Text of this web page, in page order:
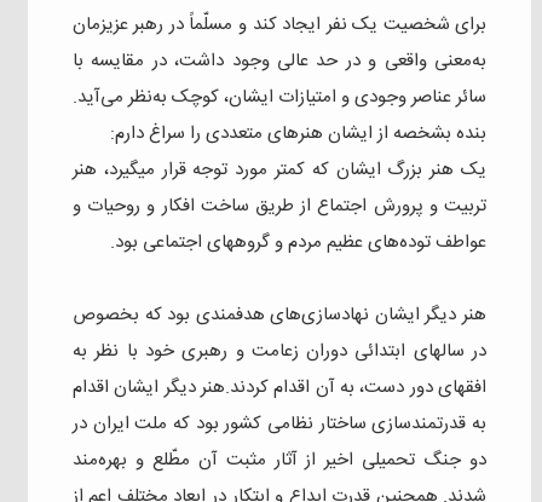
برای شخصیت یک نفر ایجاد کند و مسلّماً در رهبر عزیزمان
به‌معنی واقعی و در حد عالی وجود داشت، در مقایسه با
سائر عناصر وجودی و امتیازات ایشان، کوچک به‌نظر می‌آید.
بنده بشخصه از ایشان هنرهای متعددی را سراغ دارم:
یک هنر بزرگ ایشان که کمتر مورد توجه قرار میگیرد، هنر
تربیت و پرورش اجتماع از طریق ساخت افکار و روحیات و
عواطف توده‌های عظیم مردم و گروههای اجتماعی بود.
هنر دیگر ایشان نهادسازی‌های هدفمندی بود که بخصوص
در سالهای ابتدائی دوران زعامت و رهبری خود با نظر به
افقهای دور دست، به آن اقدام کردند.هنر دیگر ایشان اقدام
به قدرتمندسازی ساختار نظامی کشور بود که ملت ایران در
دو جنگ تحمیلی اخیر از آثار مثبت آن مطّلع و بهره‌مند